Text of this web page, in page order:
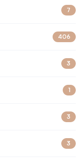
7
406
3
1
3
3